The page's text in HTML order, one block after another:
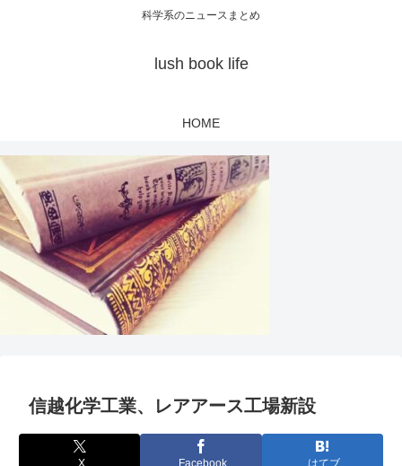
科学系のニュースまとめ
lush book life
HOME
信越化学工業、レアアース工場新設